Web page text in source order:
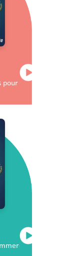
pour les centres
de demain